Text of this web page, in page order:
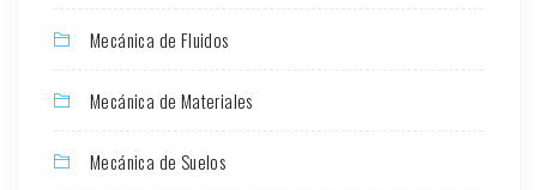
Mecánica de Fluidos
Mecánica de Materiales
Mecánica de Suelos